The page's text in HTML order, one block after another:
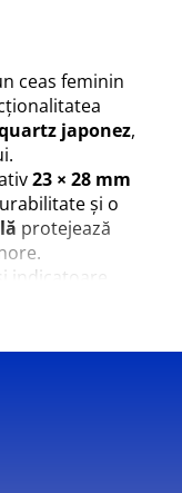
ceas feminin
japonez,
23 × 28 mm
și o
protejează
indicatoare
plăcut cu
ploaie).
atât pentru